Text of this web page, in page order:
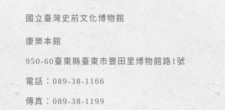
國立臺灣史前文化博物館
康樂本館
950-60臺東縣臺東市豐田里博物館路1號
電話：089-38-1166
傳真：089-38-1199